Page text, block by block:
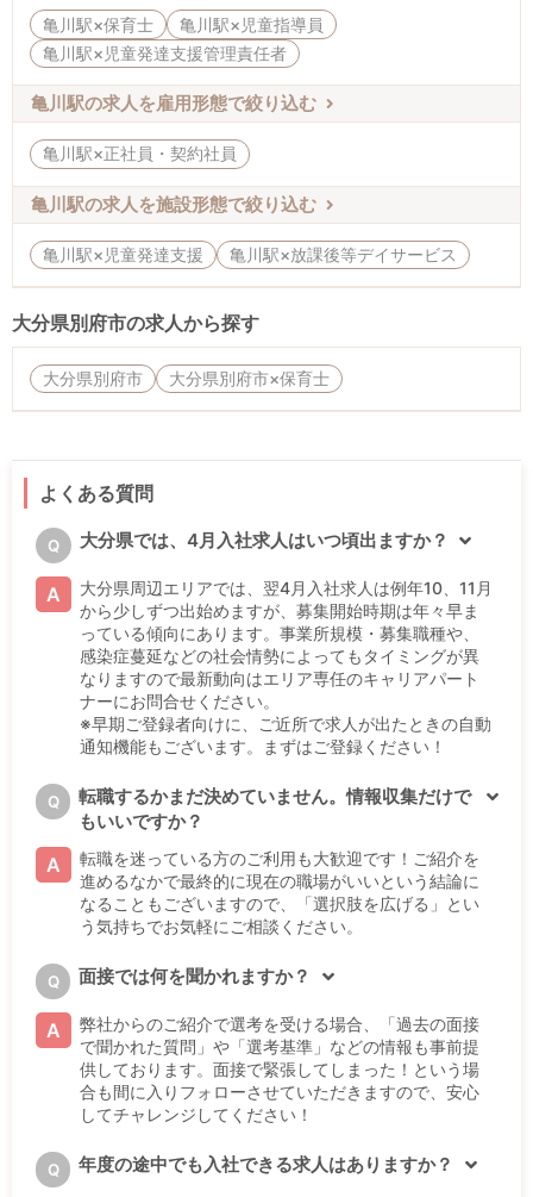
亀川駅×保育士
亀川駅×児童指導員
亀川駅×児童発達支援管理責任者
亀川駅の求人を雇用形態で絞り込む
亀川駅×正社員・契約社員
亀川駅の求人を施設形態で絞り込む
亀川駅×児童発達支援 亀川駅×放課後等デイサービス
大分県別府市の求人から探す
大分県別府市 大分県別府市×保育士
よくある質問
Q 大分県では、4月入社求人はいつ頃出ますか？
A
大分県周辺エリアでは、翌4月入社求人は例年10、11月
から少しずつ出始めますが、募集開始時期は年々早ま
っている傾向にあります。事業所規模・募集職種や、
感染症蔓延などの社会情勢によってもタイミングが異
なりますので最新動向はエリア専任のキャリアパート
ナーにお問合せください。
※早期ご登録者向けに、ご近所で求人が出たときの自動
通知機能もございます。まずはご登録ください！
Q
転職するかまだ決めていません。情報収集だけで
もいいですか？
A
転職を迷っている方のご利用も大歓迎です！ご紹介を
進めるなかで最終的に現在の職場がいいという結論に
なることもございますので、「選択肢を広げる」とい
う気持ちでお気軽にご相談ください。
Q 面接では何を聞かれますか？
A
弊社からのご紹介で選考を受ける場合、「過去の面接
で聞かれた質問」や「選考基準」などの情報も事前提
供しております。面接で緊張してしまった！という場
合も間に入りフォローさせていただきますので、安心
してチャレンジしてください！
Q 年度の途中でも入社できる求人はありますか？